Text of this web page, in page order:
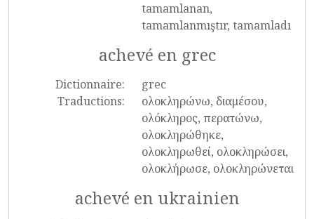
tamamlanan,
tamamlanmıştır, tamamladı
achevé en grec
Dictionnaire:
grec
Traductions:
ολοκληρώνω, διαμέσου,
ολόκληρος, περατώνω,
ολοκληρώθηκε,
ολοκληρωθεί, ολοκληρώσει,
ολοκλήρωσε, ολοκληρώνεται
achevé en ukrainien